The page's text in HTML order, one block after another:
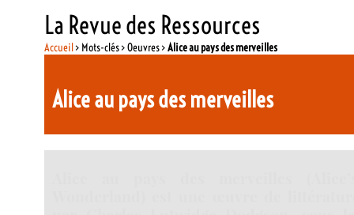
La Revue des Ressources
Accueil> Mots-clés > Oeuvres >Alice au pays des merveilles
Alice au pays des merveilles